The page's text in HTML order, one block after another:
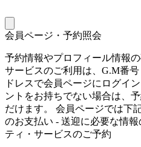
会員ページ・予約照会
予約情報やプロフィール情報
サービスのご利用は、G.M番
ドレスで会員ページにログイ
ントをお持ちでない場合は、
だけます。 会員ページでは下
のお支払い - 送迎に必要な情
ティ・サービスのご予約